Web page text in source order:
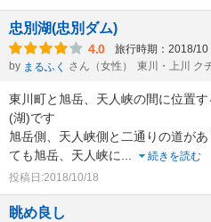
忠別湖(忠別ダム)
4.0 旅行時期：2018/10
by まるふく さん（女性） 東川・上川 ク
東川町と旭岳、天人峡の間に位置
(湖)です
旭岳側、天人峡側と二通りの道が
ても旭岳、天人峡に...
続きを読む
投稿日:2018/10/18
眺め良し